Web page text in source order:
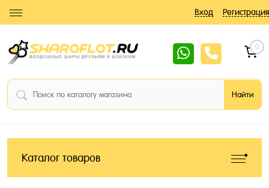
Вход Регистрация
0
Каталог товаров